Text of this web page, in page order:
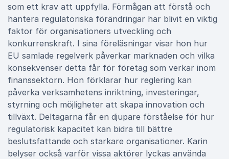
som ett krav att uppfylla. Förmågan att förstå och
hantera regulatoriska förändringar har blivit en viktig
faktor för organisationers utveckling och
konkurrenskraft. I sina föreläsningar visar hon hur
EU samlade regelverk påverkar marknaden och vilka
konsekvenser detta får för företag som verkar inom
finanssektorn. Hon förklarar hur reglering kan
påverka verksamhetens inriktning, investeringar,
styrning och möjligheter att skapa innovation och
tillväxt. Deltagarna får en djupare förståelse för hur
regulatorisk kapacitet kan bidra till bättre
beslutsfattande och starkare organisationer. Karin
belyser också varför vissa aktörer lyckas använda